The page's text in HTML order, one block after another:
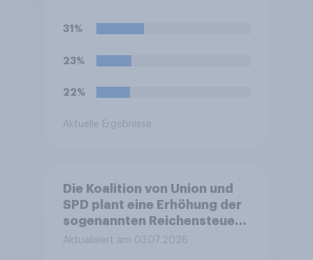
bei Steuern, Rente,
zum Bürokratieabbau.
erwarten Sie insgesamt von
Zukunft Deutschlands?
31%
23%
22%
Aktuelle Ergebnisse
Die Koalition von Union und
SPD plant eine Erhöhung der
sogenannten Reichensteuer.
Ab einem zu versteuernden
Aktualisiert am 03.07.2026